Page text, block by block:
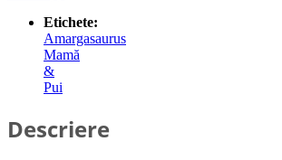
Etichete:
Amargasaurus
Mamă
&
Pui
Descriere